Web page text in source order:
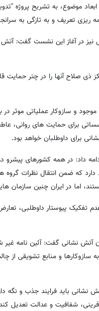
موضوع، به تشریح پروژه
ریزی تعریف و به تازگی به
نیز در آغاز این نشست گفت:
ذی صلاح آنها را در چتر حمایت
و سازوکار عملیاتی
برای حمایت های روانی،
برای داوطلبان خواهد بود.
داد: در همه کشورهای
که ضمن انتقال نظرات گروه
اما در ایران چنین سازمان
تفکیک پیوستار داوطلبی،
آتش نشانی گفت: آئین نامه
و منابع تشویقی
باید فرایند جذب و نگه
شفافیت و عدالت تعدیل